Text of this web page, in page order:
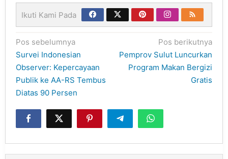
Ikuti Kami Pada
Navigasi
pos
Pos sebelumnya
Survei Indonesian
Observer: Kepercayaan
Publik ke AA-RS Tembus
Diatas 90 Persen
Pos berikutnya
Pemprov Sulut Luncurkan
Program Makan Bergizi
Gratis